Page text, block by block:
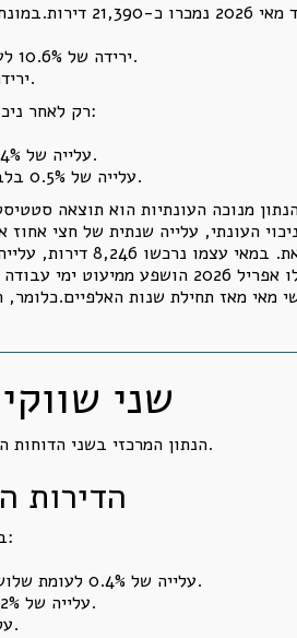
ירידה של 10.6% לעומת דצמבר 2025 עד פברואר 2026.
ירידה של 5.7% לעומת מרץ עד מאי 2025.
רק לאחר ניכוי עונתיות הופכות הירידות לעליות מתונות:
עלייה של 2.4% לעומת שלושת החודשים הקודמים.
עלייה של 0.5% בלבד לעומת התקופה המקבילה אשתקד.
מנוכה העונתיות הוא תוצאה
העונתי, עלייה שנתית של חצי
לעומת אפריל. אבל האוצר מדגיש שמאי 2025 היה חודש
בשליש התחתון של חודשי מאי מאז תחילת שנות
שני
הנתון המרכזי בשני הדוחות הוא הפיצול בין דירות חדשות לבין יד שנייה.
הדירות
במרץ עד מאי נמכרו כ-8,910 דירות חדשות:
עלייה של 0.4% לעומת שלושת החודשים הקודמים בנתון המקורי.
עלייה של 8.2% לעומת התקופה המקבילה אשתקד.
עלייה גבוהה יותר לאחר ניכוי עונתיות.